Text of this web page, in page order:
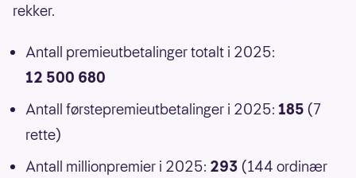
rekker.
Antall premieutbetalinger totalt i 2025:
12 500 680
Antall førstepremieutbetalinger i 2025: 185 (7
rette)
Antall millionpremier i 2025: 293 (144 ordinær